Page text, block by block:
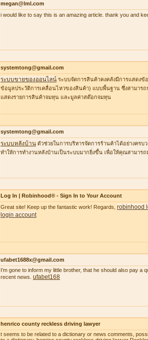
megan@lml.com
i would like to say this is an amazing article. thank you and
systemtong@gmail.com
ระบบขายของออนไลน์ ระบบจัดการสินค้าคงคลังมีการแสดงข้
ข้อมูลประวัติการเคลื่อนไหวของสินค้า) แบบพื้นฐาน ซึ่งสามา
แสดงรายการสินค้าจมทุน และมูลค่าสต๊อกจมทุน
systemtong@gmail.com
ระบบหลังบ้าน ตัวช่วยในการบริหารจัดการร้านค้าได้อย่างครบ
ทำให้การทำงานหลังบ้านเป็นระบบมากยิ่งขึ้น เพื่อให้คุณสามาร
Log In | Robinhood® - Sign In to Your Account
Great site! Keep up the fantastic work! Regards, robinhood
login account
ufabet1688x@gmail.com
I’m gone to inform my little brother, that he should also pay
recent news. ufabet168
henrico county reckless driving lawyer
t seems to be related to a dictionary or news comments,